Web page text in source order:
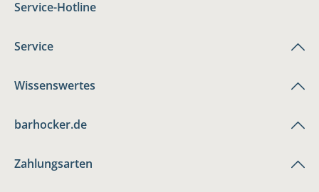
Service-Hotline
Service
Wissenswertes
barhocker.de
Zahlungsarten